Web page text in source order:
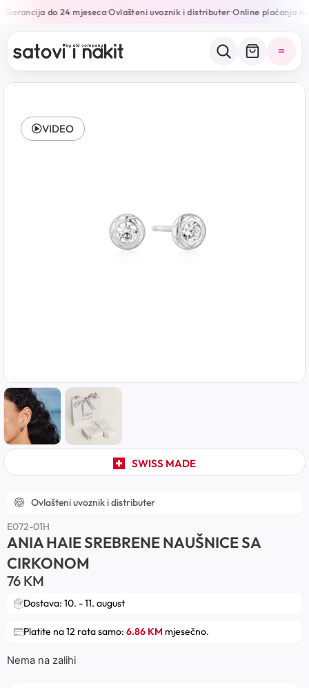
Garancija do 24 mjeseca•Ovlašteni uvoznik i distributer•Online plaćanja na
SWISS MADE
VIDEO
Ovlašteni uvoznik i distributer
E072-01H
ANIA HAIE SREBRENE NAUŠNICE SA
CIRKONOM
76 KM
Dostava: 10. - 11. august
Platite na 12 rata samo: 6.86 KM mjesečno.
Nema na zalihi